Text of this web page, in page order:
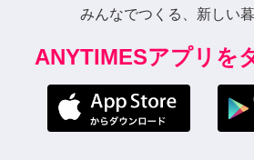
みんなでつくる、新しい暮
ANYTIMESアプリを